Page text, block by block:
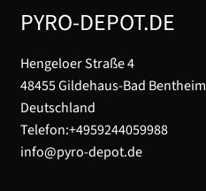
PYRO-DEPOT.DE
Hengeloer Straße 4
48455 Gildehaus-Bad Bentheim
Deutschland
Telefon:+4959244059988
info@pyro-depot.de